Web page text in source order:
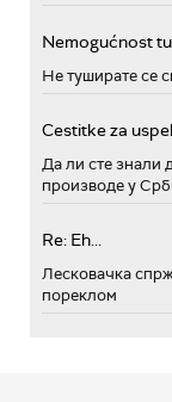
Nemogućnost
Не туширате се
Cestitke za
Да ли сте знали
производе у
Re: Eh...
Лесковачка
пореклом